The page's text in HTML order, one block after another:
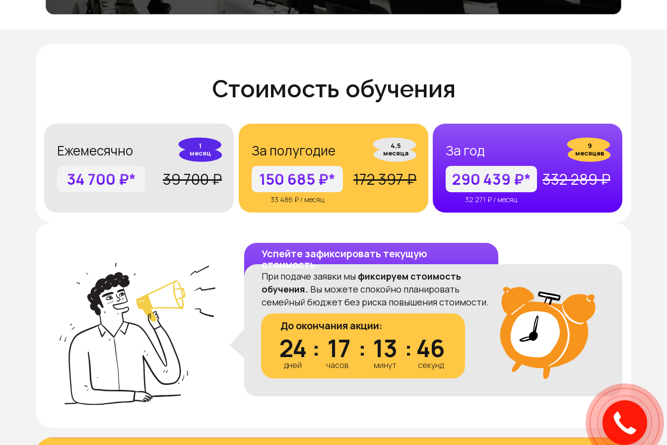
Ежемесячно
Стоимость обучения
1
месяц
За полугодие
4,5
месяца
За год
9
месяцев
34 700 ₽* 39 700 ₽ 150 685 ₽* 172 397 ₽ 290 439 ₽* 332 289 ₽
33 486 ₽ / месяц 32 271 ₽ / месяц
Успейте зафиксировать текущую
стоимость
При подаче заявки мы фиксируем стоимость
обучения. Вы можете спокойно планировать
семейный бюджет без риска повышения стоимости.
До окончания акции:
дней часов минут секунд
24 17 13 45
:
: :
Закажите
звонок